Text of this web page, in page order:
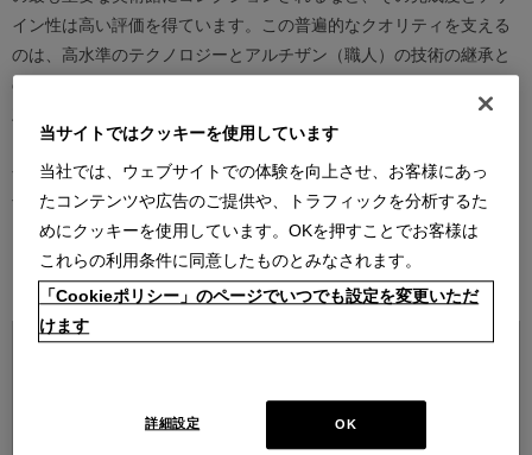
イン性は高い評価を得ています。この普遍的なクオリティを支える
のは、高水準のテクノロジーとアルチザン（職人）の技術の継承と
の見事な融合であり、また、永年をかけ築きあげられた歴史と信
頼、それを保ちながらも革新的に続けられる斬新で大胆な製品開発
と研究、著名な建築家やデザイナーとの協業にあります。カッシー
ナは、時代を越えて人々を魅了し、特別な満足感をもたらし続けま
す。
ブランド紹介を見る
当サイトではクッキーを使用しています
当社では、ウェブサイトでの体験を向上させ、お客様にあっ
たコンテンツや広告のご提供や、トラフィックを分析するた
めにクッキーを使用しています。OKを押すことでお客様は
これらの利用条件に同意したものとみなされます。
「Cookieポリシー」のページでいつでも設定を変更いただ
けます
OK
詳細設定